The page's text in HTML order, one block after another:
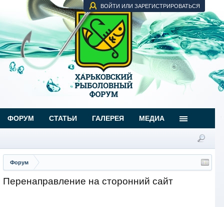
ВОЙТИ ИЛИ ЗАРЕГИСТРИРОВАТЬСЯ
Форум
Перенаправление на сторонний сайт
ФОРУМ СТАТЬИ ГАЛЕРЕЯ МЕДИА